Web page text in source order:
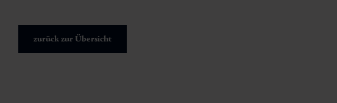
zurück zur Übersicht